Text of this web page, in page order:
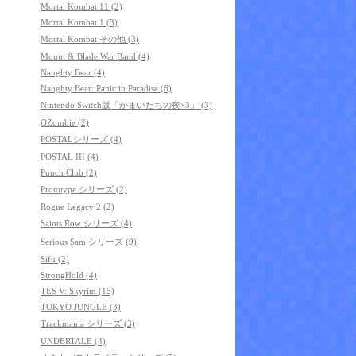
Mortal Kombat 11 (2)
Mortal Kombat 1 (3)
Mortal Kombat その他 (3)
Mount & Blade:War Band (4)
Naughty Bear (4)
Naughty Bear: Panic in Paradise (6)
Nintendo Switch版「かまいたちの夜×3」 (3)
OZombie (2)
POSTALシリーズ (4)
POSTAL III (4)
Punch Club (2)
Prototype シリーズ (2)
Rogue Legacy 2 (2)
Saints Row シリーズ (4)
Serious Sam シリーズ (9)
Sifu (2)
StrongHold (4)
TES V: Skyrim (15)
TOKYO JUNGLE (3)
Trackmania シリーズ (3)
UNDERTALE (4)